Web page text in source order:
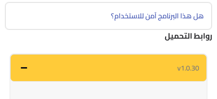
هل هذا البرنامج آمن للاستخدام؟
روابط التحميل
v1.0.30